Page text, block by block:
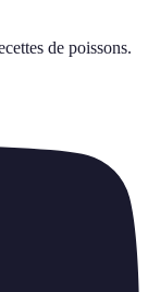
de poissons.